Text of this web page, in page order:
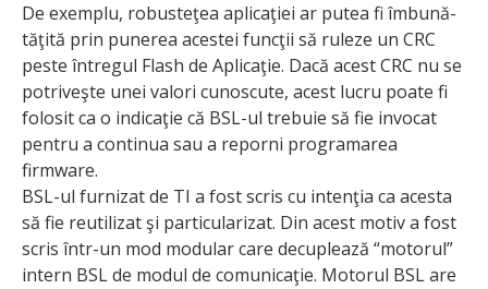
De exem­plu, robusteţea aplicaţiei ar putea fi îmbună­
tă­ţită prin punerea acestei funcţii să ruleze un CRC
peste întregul Flash de Aplicaţie. Dacă acest CRC nu se
potriveşte unei valori cunoscute, acest lucru poate fi
folosit ca o indicaţie că BSL-ul trebuie să fie invocat
pentru a continua sau a reporni programarea
firmware.
BSL-ul furnizat de TI a fost scris cu intenţia ca acesta
să fie reutilizat şi particularizat. Din acest motiv a fost
scris într-un mod modular care decuplează “motorul”
intern BSL de modul de comunicaţie. Motorul BSL are